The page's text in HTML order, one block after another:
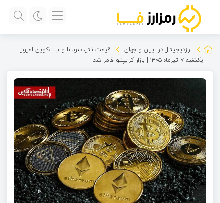
ارزدیجیتال در ایران و جهان
قیمت تتر، سولانا و بیت‌کوین امروز
یکشنبه ۷ تیرماه ۱۴۰۵ | بازار کریپتو قرمز شد